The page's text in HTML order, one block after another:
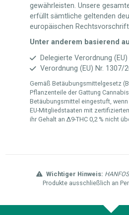
gewährleisten. Unsere
erfüllt sämtliche geltenden
europäischen
Unter anderem basierend
Delegierte Verordnung
Verordnung (EU) Nr. 1307/
Gemäß Betäubungsmittelgesetz
Pflanzenteile der Gattung
Betäubungsmittel eingestuft,
EU-Mitgliedstaaten mit
ihr Gehalt an Δ9-THC 0,2 % nicht
Wichtiger Hinweis:
Produkte ausschließlich an